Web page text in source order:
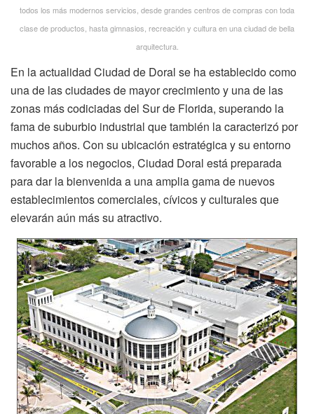
todos los más modernos servicios, desde grandes centros de compras con toda
clase de productos, hasta gimnasios, recreación y cultura en una ciudad de bella
arquitectura.
En la actualidad Ciudad de Doral se ha establecido como
una de las ciudades de mayor crecimiento y una de las
zonas más codiciadas del Sur de Florida, superando la
fama de suburbio industrial que también la caracterizó por
muchos años. Con su ubicación estratégica y su entorno
favorable a los negocios, Ciudad Doral está preparada
para dar la bienvenida a una amplia gama de nuevos
establecimientos comerciales, cívicos y culturales que
elevarán aún más su atractivo.